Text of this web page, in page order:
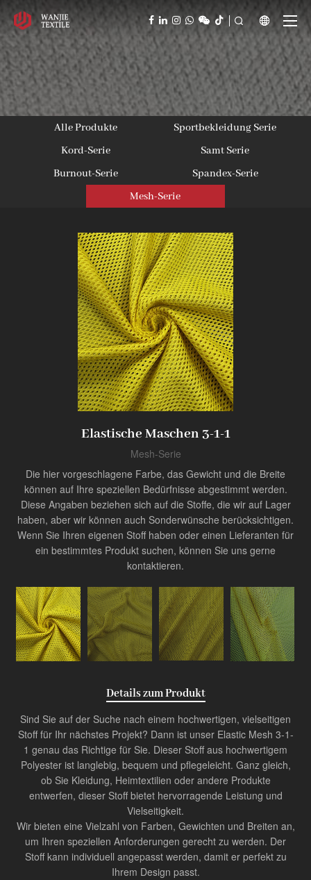
  
Innovator der Industrie
Alle Produkte
Sportbekleidung Serie
Kord-Serie
Samt Serie
Burnout-Serie
Spandex-Serie
Mesh-Serie
Elastische Maschen 3-1-1
Mesh-Serie
Die hier vorgeschlagene Farbe, das Gewicht und die Breite
können auf Ihre speziellen Bedürfnisse abgestimmt werden.
Diese Angaben beziehen sich auf die Stoffe, die wir auf Lager
haben, aber wir können auch Sonderwünsche berücksichtigen.
Wenn Sie Ihren eigenen Stoff haben oder einen Lieferanten für
ein bestimmtes Produkt suchen, können Sie uns gerne
kontaktieren.
Details zum Produkt
Sind Sie auf der Suche nach einem hochwertigen, vielseitigen
Stoff für Ihr nächstes Projekt? Dann ist unser Elastic Mesh 3-1-
1 genau das Richtige für Sie. Dieser Stoff aus hochwertigem
Polyester ist langlebig, bequem und pflegeleicht. Ganz gleich,
ob Sie Kleidung, Heimtextilien oder andere Produkte
entwerfen, dieser Stoff bietet hervorragende Leistung und
Vielseitigkeit.
Wir bieten eine Vielzahl von Farben, Gewichten und Breiten an,
um Ihren speziellen Anforderungen gerecht zu werden. Der
Stoff kann individuell angepasst werden, damit er perfekt zu
Ihrem Design passt.